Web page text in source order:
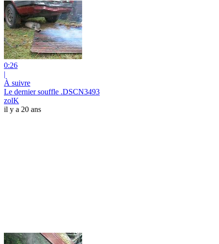
0:26
|
À suivre
Le dernier souffle .DSCN3493
zolK
il y a 20 ans